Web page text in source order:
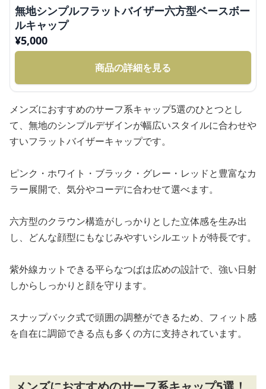
無地シンプルフラットバイザー六方型ベースボー
ルキャップ
¥5,000
商品の詳細を見る
メンズにおすすめのサーフ系キャップ5選のひとつとし
て、無地のシンプルデザインが幅広いスタイルに合わせや
すいフラットバイザーキャップです。
ピンク・ホワイト・ブラック・グレー・レッドと豊富なカ
ラー展開で、気分やコーデに合わせて選べます。
六方型のクラウン構造がしっかりとした立体感を生み出
し、どんな顔型にもなじみやすいシルエットが特長です。
紫外線カットできる平らなつばは広めの設計で、強い日射
しからしっかりと顔を守ります。
スナップバック式で頭囲の調整ができるため、フィット感
を自在に調節できる点も多くの方に支持されています。